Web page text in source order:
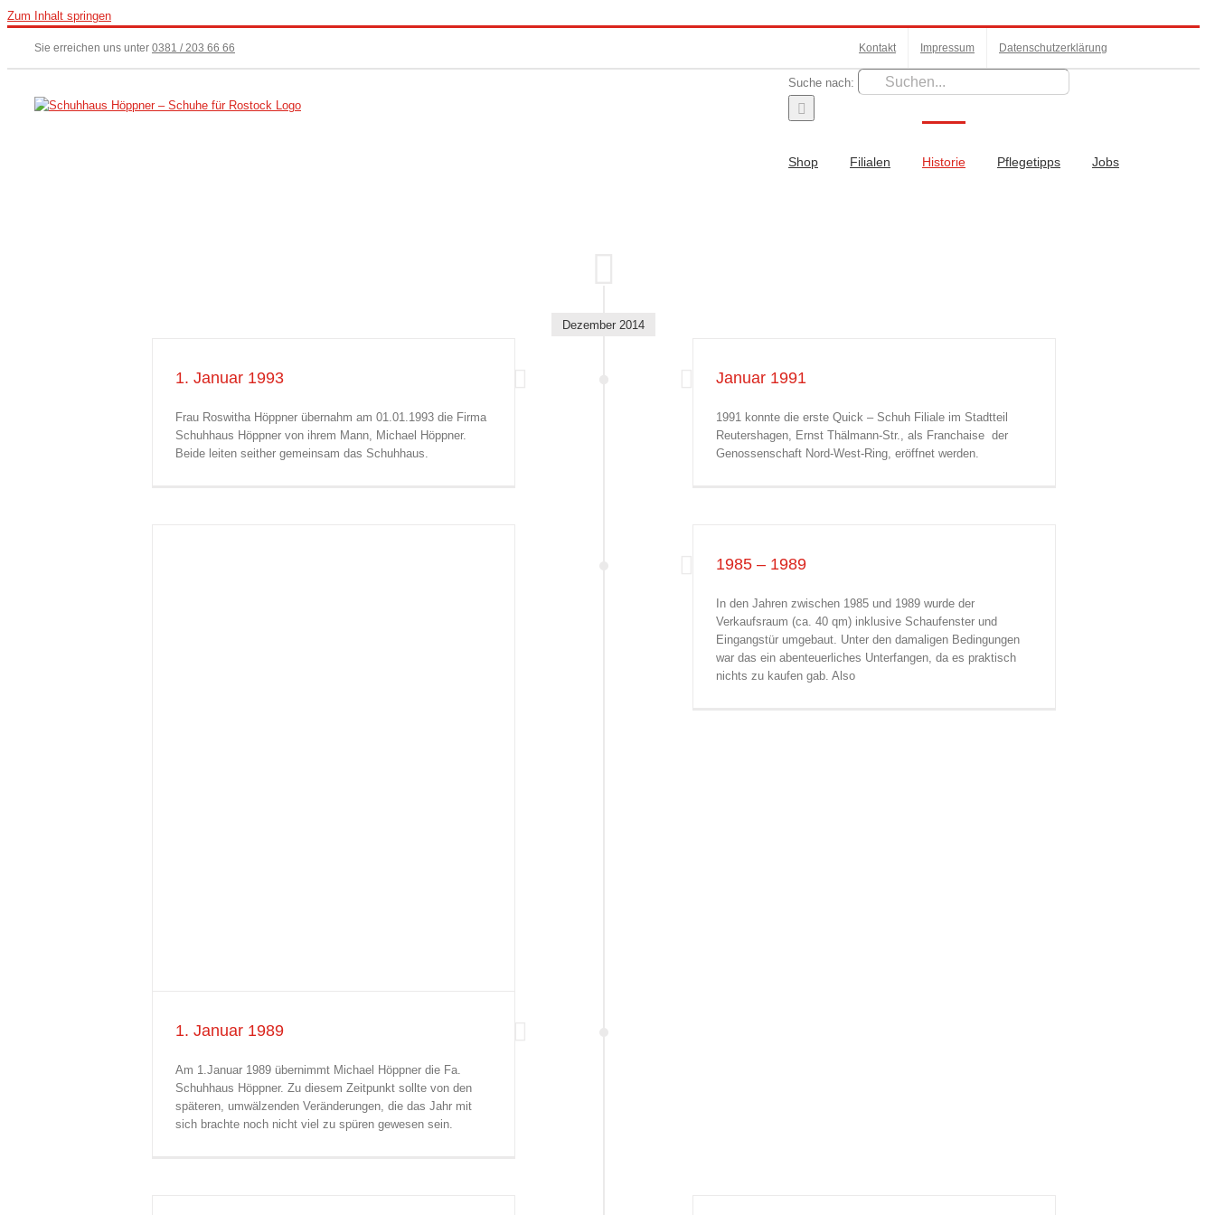
Zum Inhalt springen
Sie erreichen uns unter 0381 / 203 66 66 Kontakt Impressum Datenschutzerklärung
Suche nach:
Shop Filialen Historie Pflegetipps Jobs
Dezember 2014
1. Januar 1993
Frau Roswitha Höppner übernahm am 01.01.1993 die Firma
Schuhhaus Höppner von ihrem Mann, Michael Höppner.
Beide leiten seither gemeinsam das Schuhhaus.
Januar 1991
1991 konnte die erste Quick – Schuh Filiale im Stadtteil
Reutershagen, Ernst Thälmann-Str., als Franchaise der
Genossenschaft Nord-West-Ring, eröffnet werden.
1. Januar 1989
Am 1.Januar 1989 übernimmt Michael Höppner die Fa.
Schuhhaus Höppner. Zu diesem Zeitpunkt sollte von den
späteren, umwälzenden Veränderungen, die das Jahr mit
sich brachte noch nicht viel zu spüren gewesen sein.
1985 – 1989
In den Jahren zwischen 1985 und 1989 wurde der
Verkaufsraum (ca. 40 qm) inklusive Schaufenster und
Eingangstür umgebaut. Unter den damaligen Bedingungen
war das ein abenteuerliches Unterfangen, da es praktisch
nichts zu kaufen gab. Also